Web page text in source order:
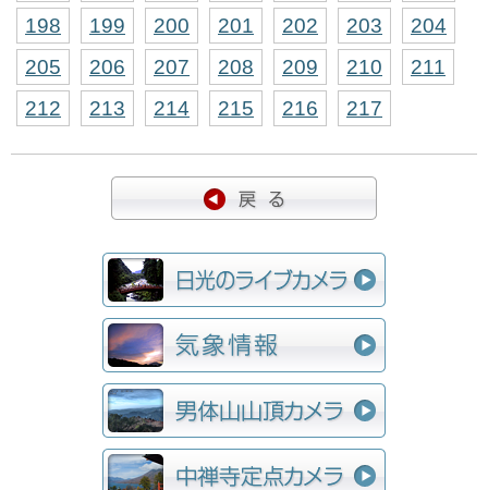
198
199 200 201 202 203
204
205
206 207 208 209 210
211
212
213 214 215 216 217